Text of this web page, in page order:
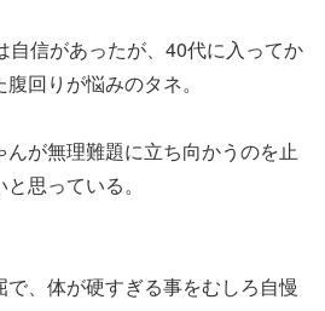
信があったが、40代に入ってか
回りが悩みのタネ。
が無理難題に立ち向かうのを止
思っている。
、体が硬すぎる事をむしろ自慢